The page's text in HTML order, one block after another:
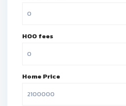
HOO fees
Home Price